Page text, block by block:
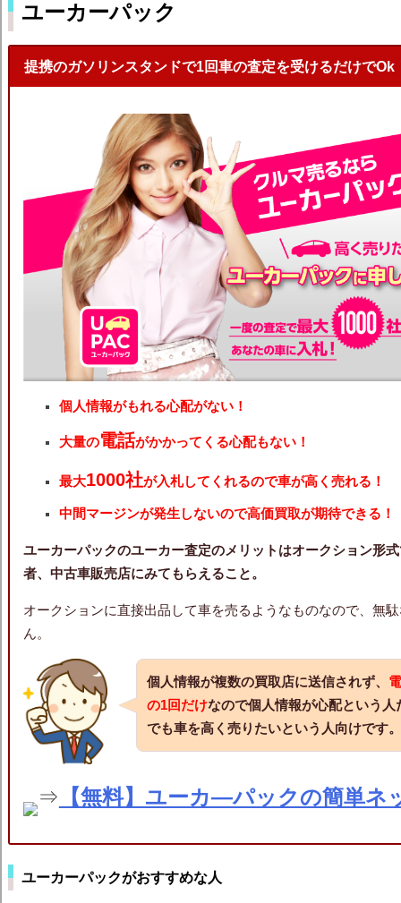
ユーカーパック
提携のガソリンスタンドで1回車の査定を受けるだけでOk
個人情報がもれる心配がない！
大量の電話がかかってくる心配もない！
最大1000社が入札してくれるので車が高く売れる！
中間マージンが発生しないので高価買取が期待できる！
ユーカーパックのユーカー査定のメリットはオークション形
者、中古車販売店にみてもらえること。
オークションに直接出品して車を売るようなものなので、無
ん。
個人情報が複数の買取店に送信されず、
の1回だけなので個人情報が心配という
でも車を高く売りたいという人向けです
⇒ 【無料】ユーカ―パックの簡単ネ
ユーカーパックがおすすめな人